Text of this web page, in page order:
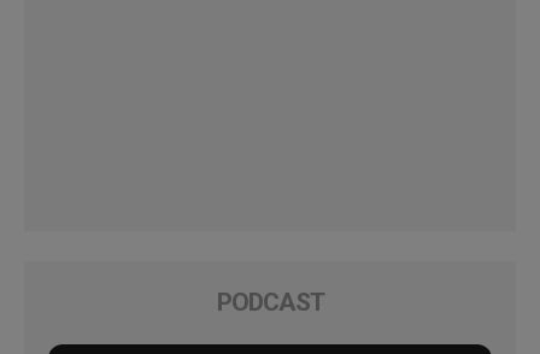
PODCAST